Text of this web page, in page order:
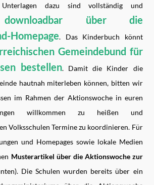
dazu sind vollständig und
downloadbar über die
Homepage. Das Kinderbuch könnt
Gemeindebund für
bestellen. Damit die Kinder die
hautnah miterleben können, bitten wir
im Rahmen der Aktionswoche in euren
willkommen zu heißen und
Volksschulen Termine zu koordinieren. Für
und Homepages sowie lokale Medien
Musterartikel über die Aktionswoche zur
Die Schulen wurden bereits über ein